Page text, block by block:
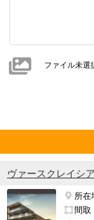
ファイル未選
ヴァースクレイシ
所在
間取